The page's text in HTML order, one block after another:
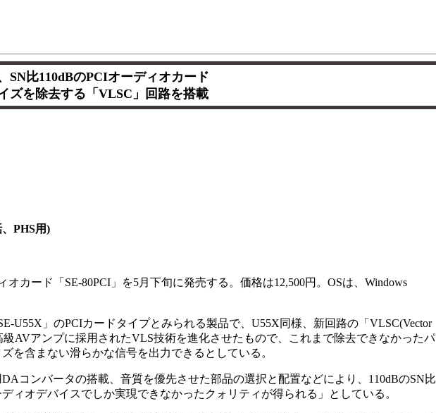
SN比110dBのPCIオーディオカード
ズを除去する「VLSC」回路を搭載
PHS用)
オカード「SE-80PCI」を5月下旬に発売する。価格は12,500円。OSは、Windows
U55X」のPCIカードタイプとみられる製品で、U55X同様、新回路の「VLSC(Vector
級AVアンプに採用されたVLS技術を進化させたもので、これまで除去できなかったパ
を含まない滑らかな信号を出力できるとしている。
コンバータの搭載、音質を優先させた部品の選択と配置などにより、110dBのSN比
ィオデバイスでしか実現できなかったクォリティが得られる」としている。